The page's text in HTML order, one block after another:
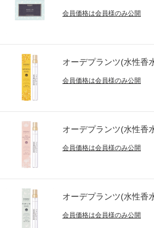
会員価格は会員様のみ公開
オーデプランツ(水性香
会員価格は会員様のみ公開
オーデプランツ(水性香
会員価格は会員様のみ公開
オーデプランツ(水性香
会員価格は会員様のみ公開